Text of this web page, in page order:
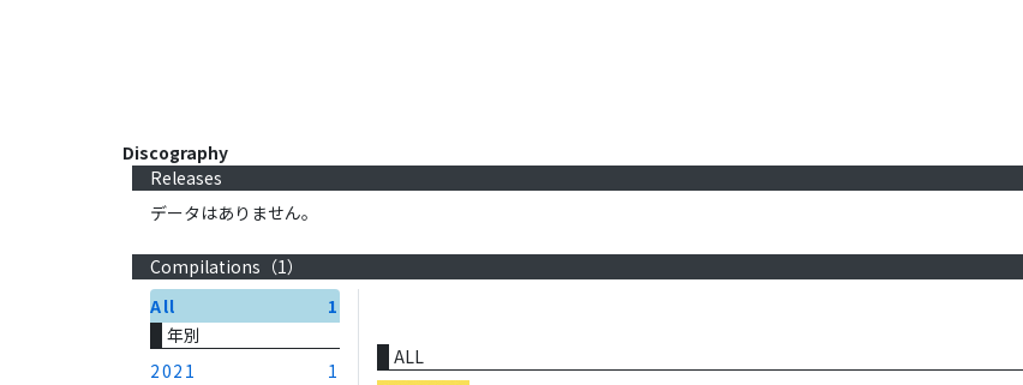
Discography
Releases
データはありません。
Compilations（1）
All
1
年別
2021
1
ALL